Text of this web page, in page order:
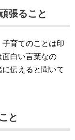
張ること
育てのことは印
白い言葉なの
伝えると聞いて
と